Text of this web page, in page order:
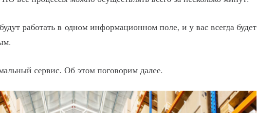
работать в одном информационном поле, и у вас всегда будет
сервис. Об этом поговорим далее.